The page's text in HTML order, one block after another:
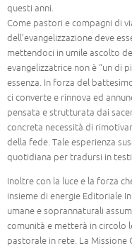
questi anni.
Come pastori e compagni di
dell’evangelizzazione deve
mettendoci in umile ascolto
evangelizzatrice non è “un di
essenza. In forza del
ci converte e rinnova ed
pensata e strutturata dai
concreta necessità di
della fede. Tale esperienza
quotidiana per tradursi in
Inoltre con la luce e la forza
insieme di energie Editoriale
umane e soprannaturali
comunità e metterà in circolo
pastorale in rete. La